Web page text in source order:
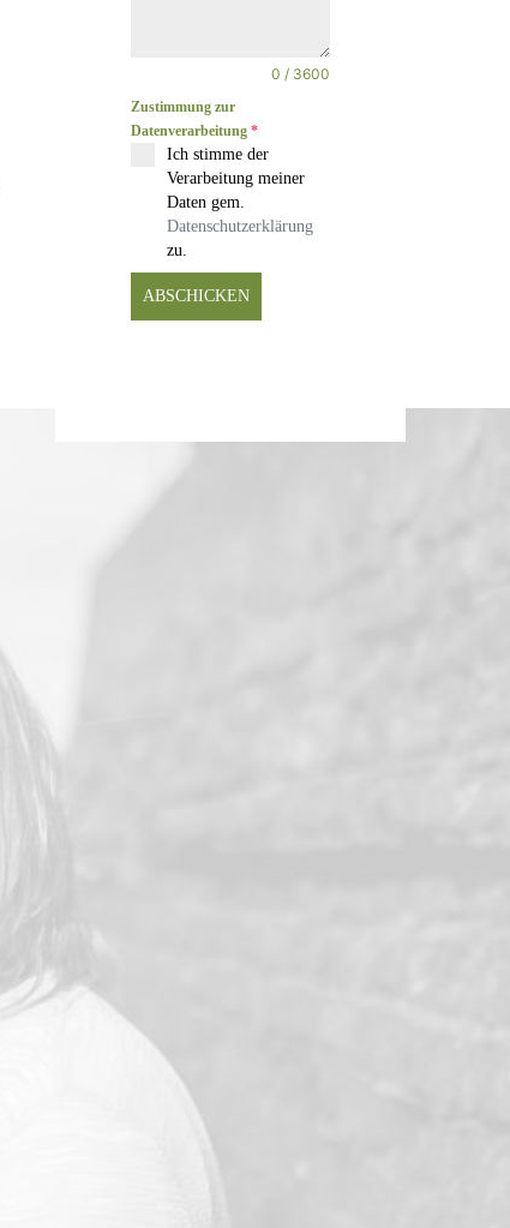
0 / 3600
Zustimmung zur
Datenverarbeitung *
Ich stimme der
Verarbeitung meiner
Daten gem.
Datenschutzerklärung
zu.
ABSCHICKEN